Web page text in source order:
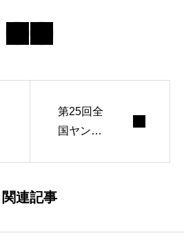
第25回全
国ヤング
関連記事